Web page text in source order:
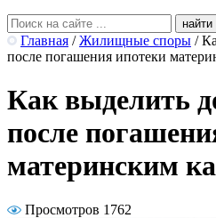
Главная / Жилищные споры /
после погашения ипотеки
Как выделить
после
материнским
Просмотров 1762